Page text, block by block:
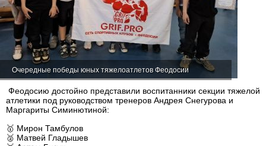
Очередные победы юных тяжелоатлетов Феодосии
Феодосию достойно представили воспитанники секции тяжелой
атлетики под руководством тренеров Андрея Снегурова и
Маргариты Симинютиной:
🥇 Мирон Тамбулов
🥈 Матвей Гладышев